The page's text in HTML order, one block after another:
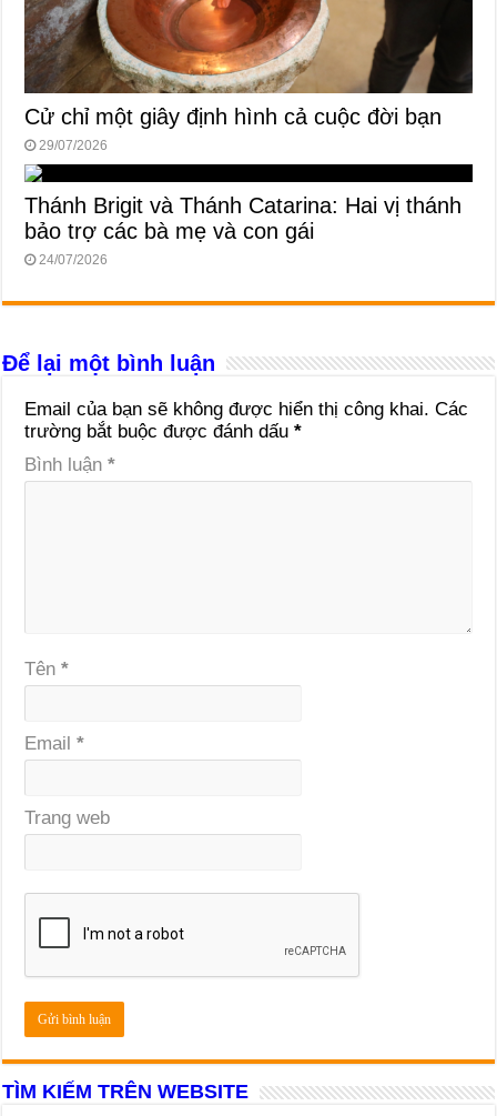
Cử chỉ một giây định hình cả cuộc đời bạn
29/07/2026
Thánh Brigit và Thánh Catarina: Hai vị thánh
bảo trợ các bà mẹ và con gái
24/07/2026
Để lại một bình luận
Email của bạn sẽ không được hiển thị công khai. Các
trường bắt buộc được đánh dấu*
Bình luận*
Tên*
Email*
Trang web
TÌM KIẾM TRÊN WEBSITE